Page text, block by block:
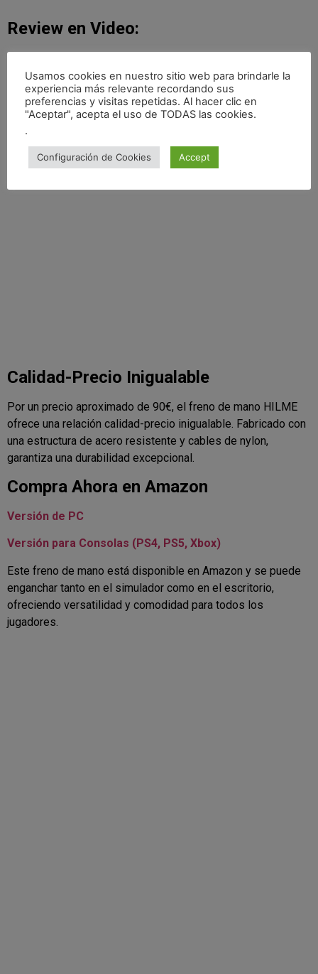
Review en Video:
En nuestro último video, probamos este freno de mano en
Asseto Corsa, con un mod del Scer Virtual y un Volkswagen
Polo R5. La experiencia fue excepcional, permitiendo un
control preciso y una sensación de realismo impresionante.
Calidad-Precio Inigualable
Por un precio aproximado de 90€, el freno de mano HILME
ofrece una relación calidad-precio inigualable. Fabricado con
una estructura de acero resistente y cables de nylon,
garantiza una durabilidad excepcional.
Compra Ahora en Amazon
Versión de PC
Versión para Consolas (PS4, PS5, Xbox)
Este freno de mano está disponible en Amazon y se puede
enganchar tanto en el simulador como en el escritorio,
ofreciendo versatilidad y comodidad para todos los
jugadores.
Usamos cookies en nuestro sitio web para brindarle la
experiencia más relevante recordando sus
preferencias y visitas repetidas. Al hacer clic en
"Aceptar", acepta el uso de TODAS las cookies.
.
Configuración de Cookies Accept